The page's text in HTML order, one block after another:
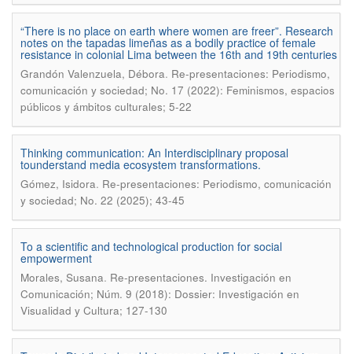
“There is no place on earth where women are freer”. Research
notes on the tapadas limeñas as a bodily practice of female
resistance in colonial Lima between the 16th and 19th centuries
Grandón Valenzuela, Débora. Re-presentaciones: Periodismo,
comunicación y sociedad; No. 17 (2022): Feminismos, espacios
públicos y ámbitos culturales; 5-22
Thinking communication: An Interdisciplinary proposal
tounderstand media ecosystem transformations.
Gómez, Isidora. Re-presentaciones: Periodismo, comunicación
y sociedad; No. 22 (2025); 43-45
To a scientific and technological production for social
empowerment
Morales, Susana. Re-presentaciones. Investigación en
Comunicación; Núm. 9 (2018): Dossier: Investigación en
Visualidad y Cultura; 127-130